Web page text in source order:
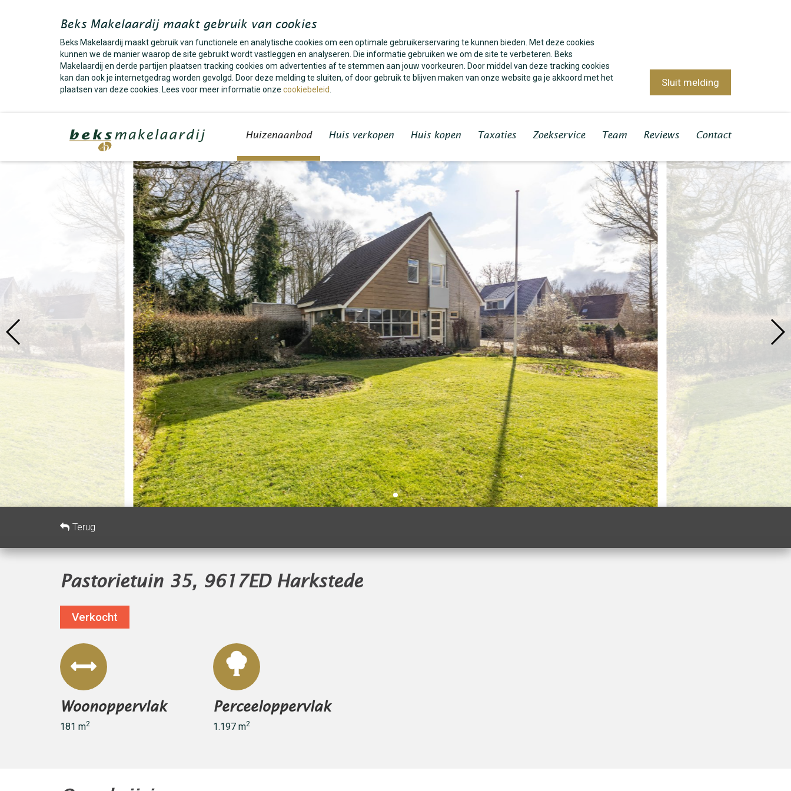
Beks Makelaardij maakt gebruik van cookies
Beks Makelaardij maakt gebruik van functionele en analytische cookies om een optimale gebruikerservaring te kunnen bieden. Met deze cookies
kunnen we de manier waarop de site gebruikt wordt vastleggen en analyseren. Die informatie gebruiken we om de site te verbeteren. Beks
Makelaardij en derde partijen plaatsen tracking cookies om advertenties af te stemmen aan jouw voorkeuren. Door middel van deze tracking cookies
kan dan ook je internetgedrag worden gevolgd. Door deze melding te sluiten, of door gebruik te blijven maken van onze website ga je akkoord met het
plaatsen van deze cookies. Lees voor meer informatie onze cookiebeleid
Sluit melding
Huizenaanbod Huis verkopen Huis kopen Taxaties Zoekservice Team Reviews Contact
Terug
Pastorietuin 35, 9617ED Harkstede
Verkocht
Woonoppervlak
181 m2
Perceeloppervlak
1.197 m2